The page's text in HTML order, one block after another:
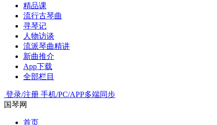
精品课
流行古琴曲
寻琴记
人物访谈
流派琴曲精讲
新曲推介
App下载
全部栏目
登录/注册 手机/PC/APP多端同步
国琴网
首页